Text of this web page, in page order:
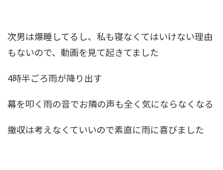
次男は爆睡してるし、私も寝なくてはいけない理由
もないので、動画を見て起きてました
4時半ごろ雨が降り出す
幕を叩く雨の音でお隣の声も全く気にならなくなる
撤収は考えなくていいので素直に雨に喜びました